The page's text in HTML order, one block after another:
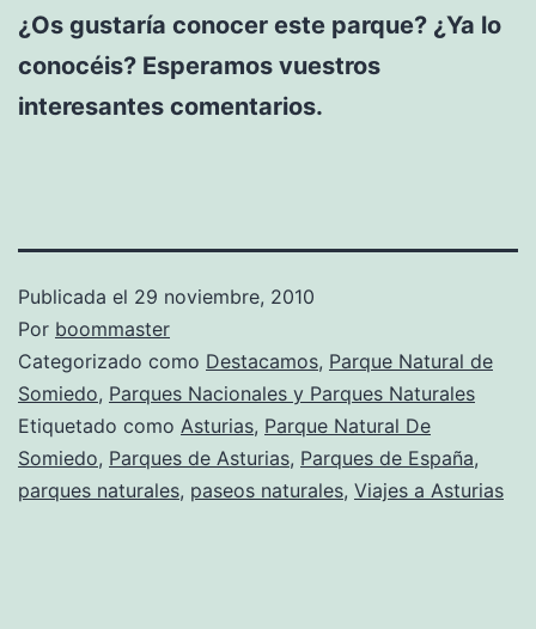
¿Os gustaría conocer este parque? ¿Ya lo
conocéis? Esperamos vuestros
interesantes comentarios.
Publicada el 29 noviembre, 2010
Por boommaster
Categorizado como Destacamos, Parque Natural de
Somiedo, Parques Nacionales y Parques Naturales
Etiquetado como Asturias, Parque Natural De
Somiedo, Parques de Asturias, Parques de España,
parques naturales, paseos naturales, Viajes a Asturias